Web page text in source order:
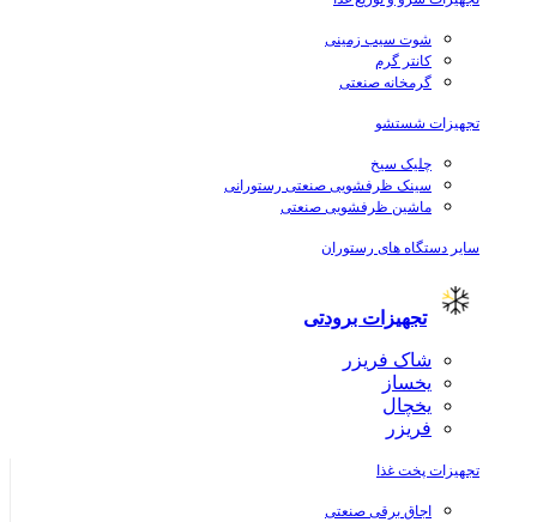
شوت سیب زمینی
کانتر گرم
گرمخانه صنعتی
تجهیزات شستشو
چلیک سیخ
سینک ظرفشویی صنعتی رستورانی
ماشین ظرفشویی صنعتی
سایر دستگاه های رستوران
تجهیزات برودتی
شاک فریزر
یخساز
یخچال
فریزر
تجهیزات پخت غذا
اجاق برقی صنعتی